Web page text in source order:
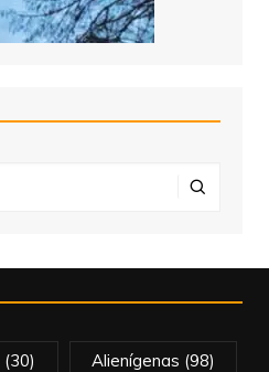
(30) Alienígenas (98)